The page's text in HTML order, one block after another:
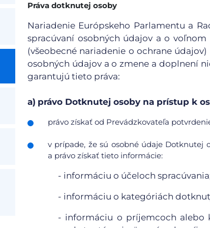
Práva dotknutej osoby
Nariadenie Európskeho Parlamentu a
spracúvaní osobných údajov a o
(všeobecné nariadenie o ochrane údajov)
osobných údajov a o zmene a doplnení
garantujú tieto práva:
a) právo Dotknutej osoby na prístup k
právo získať od Prevádzkovateľa
v prípade, že sú osobné údaje Dotknutej
a právo získať tieto informácie:
- informáciu o účeloch
- informáciu o kategóriách
- informáciu o príjemcoch alebo